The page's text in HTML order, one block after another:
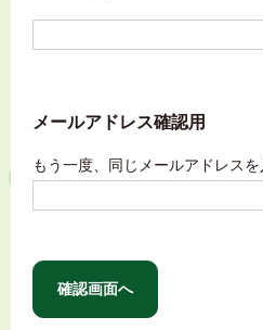
メールアドレス確認用
もう一度、同じメールアドレスを